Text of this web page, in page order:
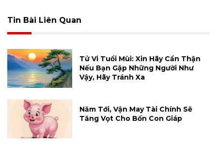
Tin Bài Liên Quan
Tử Vi Tuổi Mùi: Xin Hãy Cẩn Thận
Nếu Bạn Gặp Những Người Như
Vậy, Hãy Tránh Xa
Năm Tới, Vận May Tài Chính Sẽ
Tăng Vọt Cho Bốn Con Giáp